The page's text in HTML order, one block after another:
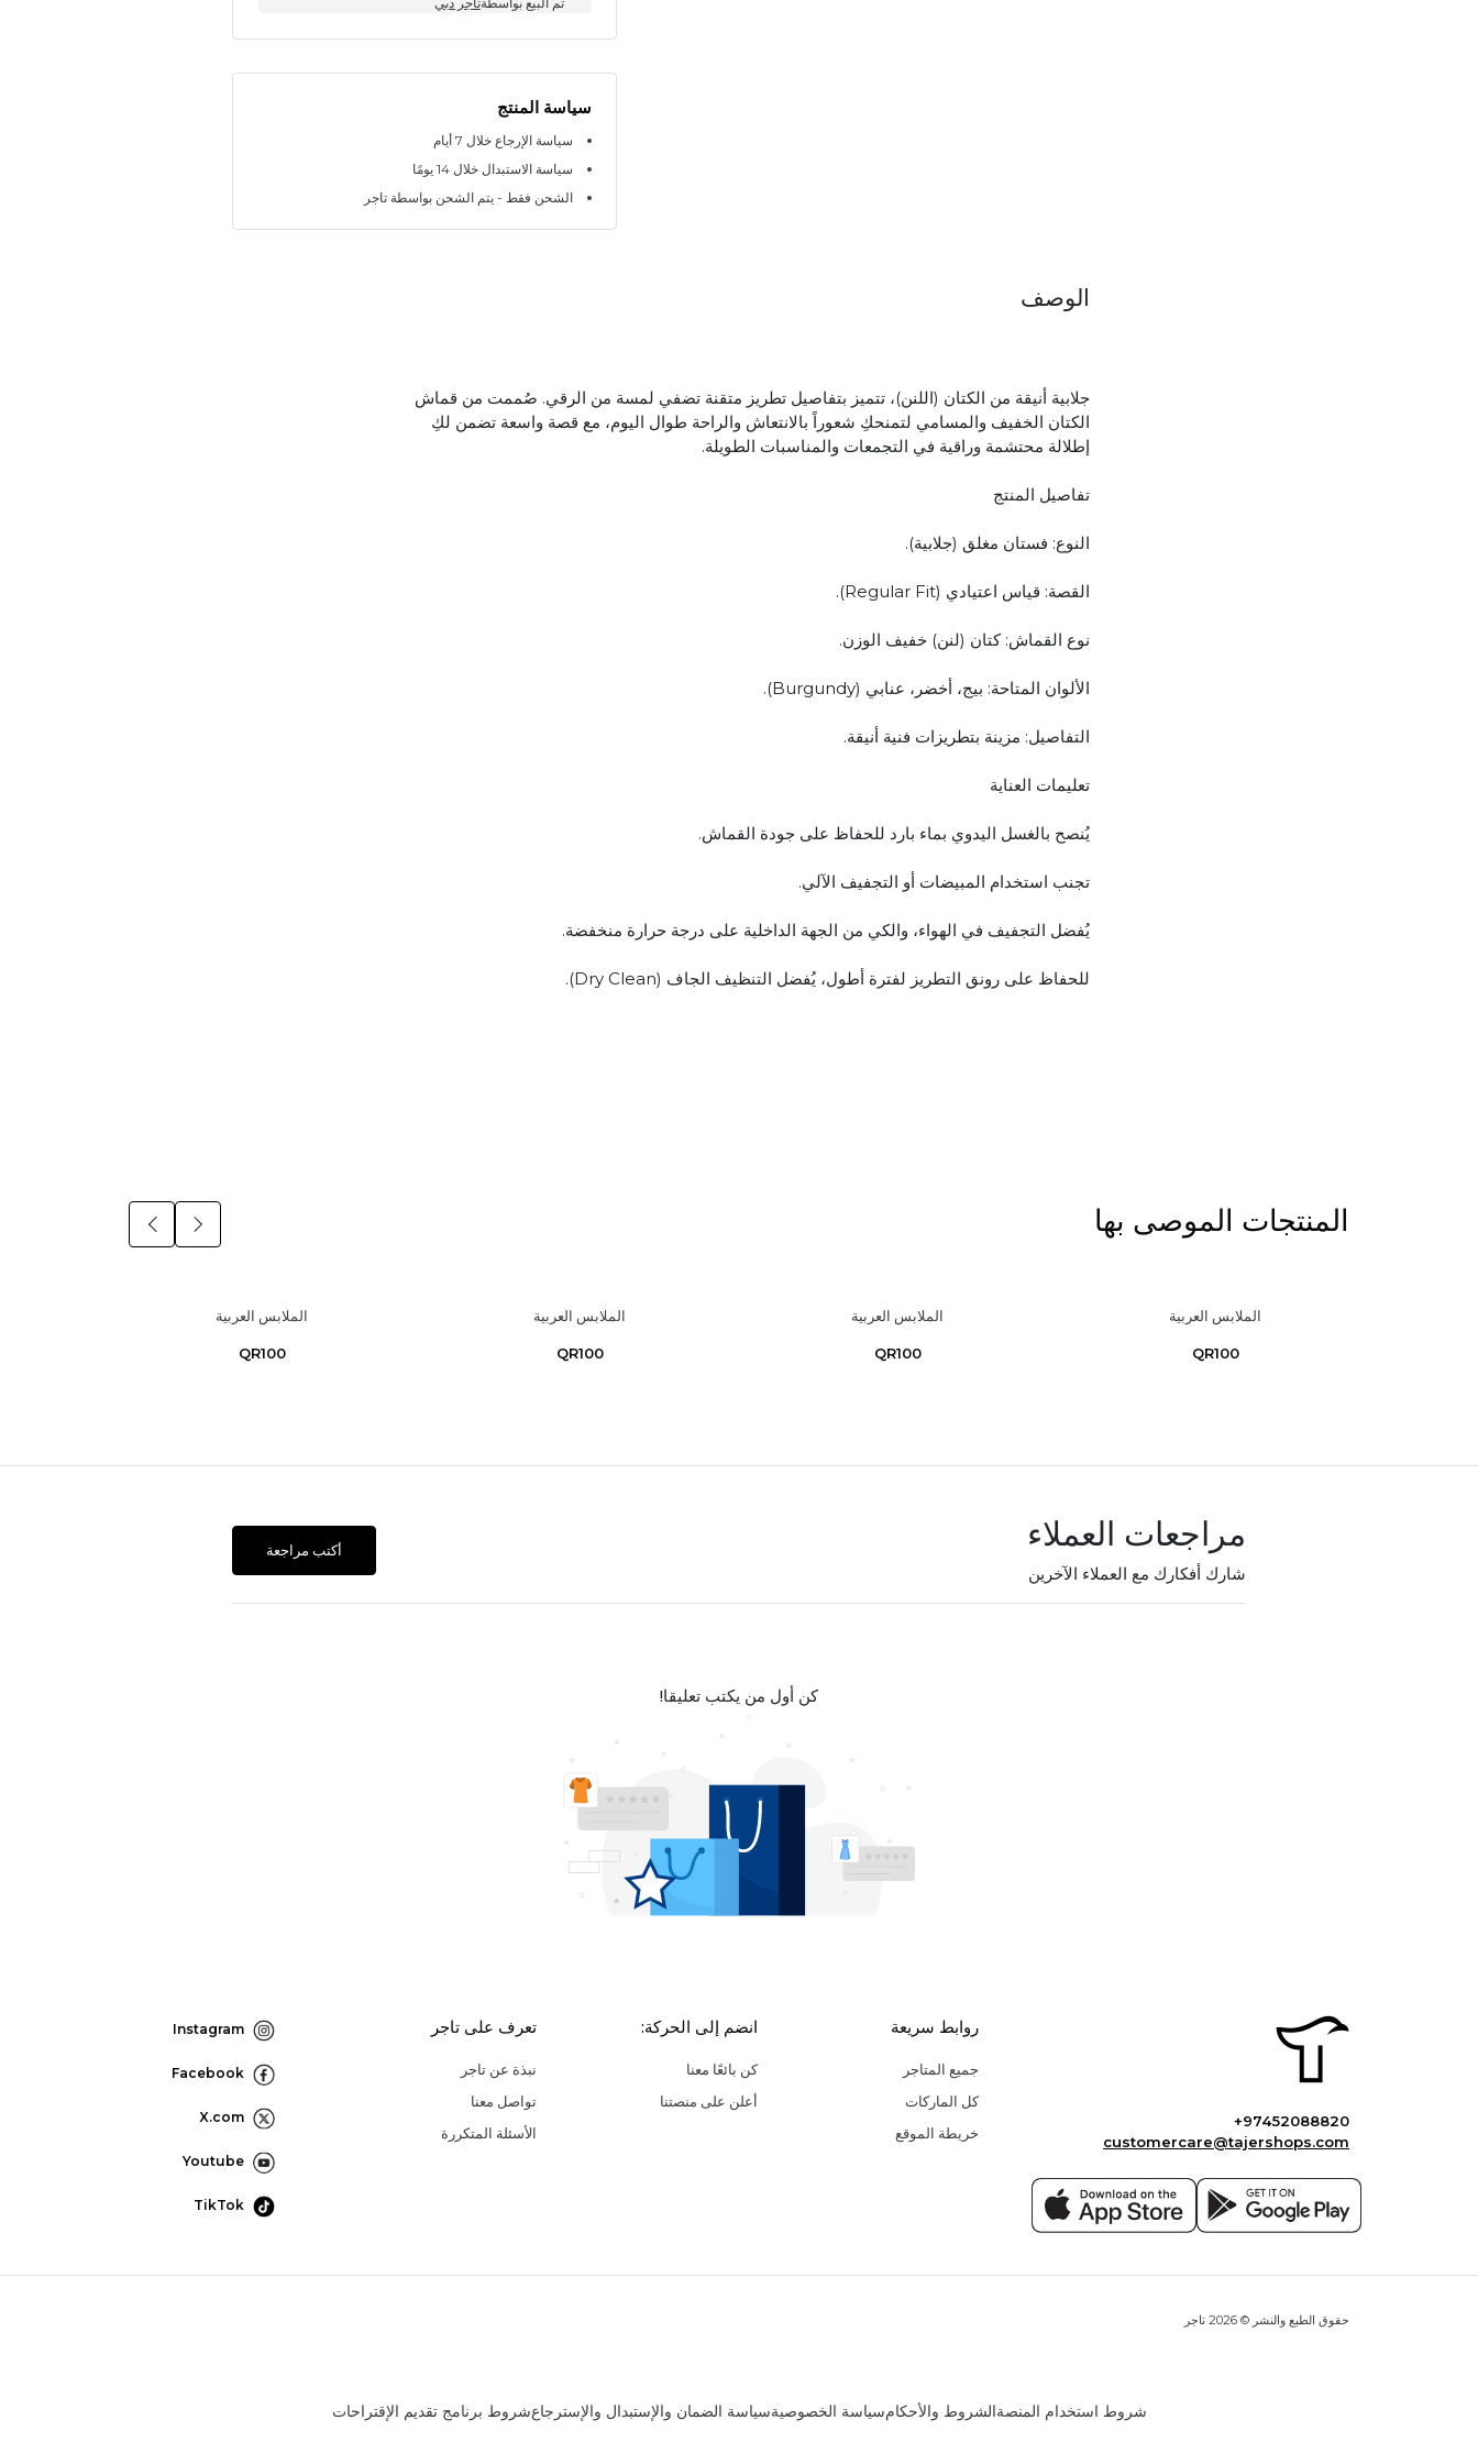
سياسة المنتج
سياسة الإرجاع خلال 7 أيام
سياسة الاستبدال خلال 14 يومًا
الشحن فقط - يتم الشحن بواسطة تاجر
الوصف
جلابية أنيقة من الكتان (اللنن)، تتميز بتفاصيل تطريز متقنة تضفي لمسة من الرقي. صُممت من قماش
الكتان الخفيف والمسامي لتمنحكِ شعوراً بالانتعاش والراحة طوال اليوم، مع قصة واسعة تضمن لكِ
إطلالة محتشمة وراقية في التجمعات والمناسبات الطويلة.
تفاصيل المنتج
النوع: فستان مغلق (جلابية).
القصة: قياس اعتيادي (Regular Fit).
نوع القماش: كتان (لنن) خفيف الوزن.
الألوان المتاحة: بيج، أخضر، عنابي (Burgundy).
التفاصيل: مزينة بتطريزات فنية أنيقة.
تعليمات العناية
يُنصح بالغسل اليدوي بماء بارد للحفاظ على جودة القماش.
تجنب استخدام المبيضات أو التجفيف الآلي.
يُفضل التجفيف في الهواء، والكي من الجهة الداخلية على درجة حرارة منخفضة.
للحفاظ على رونق التطريز لفترة أطول، يُفضل التنظيف الجاف (Dry Clean).
المنتجات الموصى بها
الملابس العربية
QR100
الملابس العربية
QR100
الملابس العربية
QR100
الملابس العربية
QR100
مراجعات العملاء
شارك أفكارك مع العملاء الآخرين
أكتب مراجعة
كن أول من يكتب تعليقا!
+97452088820
customercare@tajershops.com
روابط سريعة
جميع المتاجر
كل الماركات
خريطة الموقع
انضم إلى الحركة:
كن بائعًا معنا
أعلن على منصتنا
تعرف على تاجر
نبذة عن تاجر
تواصل معنا
الأسئلة المتكررة
Instagram
Facebook
X.com
Youtube
TikTok
حقوق الطبع والنشر © 2026 تاجر
شروط استخدام المنصةالشروط والأحكامسياسة الخصوصيةسياسة الضمان والإستبدال والإسترجاعشروط برنامج تقديم الإقتراحات